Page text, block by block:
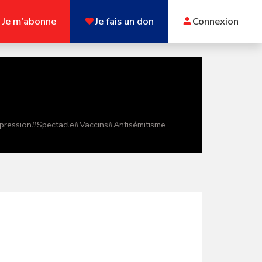
Je m'abonne Je fais un don Connexion
#Spectacle#Vaccins#Antisémitisme